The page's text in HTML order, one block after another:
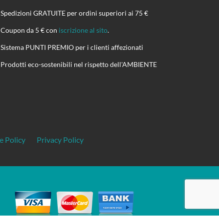
Spedizioni GRATUITE per ordini superiori ai 75 €
Coupon da 5 € con iscrizione al sito.
Sistema PUNTI PREMIO per i clienti affezionati
Prodotti eco-sostenibili nel rispetto dell'AMBIENTE
Policy Privacy Policy